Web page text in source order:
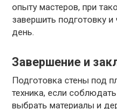
опыту мастеров, при
завершить подготовку
день.
Завершение и
Подготовка стены под
техника, если
выбрать материалы и